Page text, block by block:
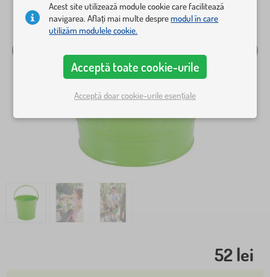
52 lei
Acest site utilizează module cookie care facilitează
navigarea. Aflați mai multe despremodul în care
utilizăm modulele cookie.
Acceptă toate cookie-urile
Acceptă doar cookie-urile esențiale